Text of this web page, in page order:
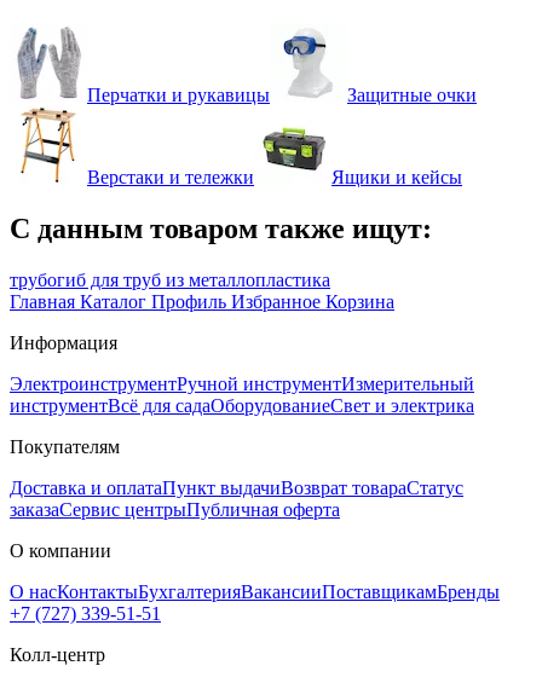
Перчатки и рукавицы Защитные очки
Верстаки и тележки Ящики и кейсы
С данным товаром также ищут:
трубогиб для труб из металлопластика
Главная Каталог Профиль Избранное Корзина
Информация
ЭлектроинструментРучной инструментИзмерительный
инструментВсё для садаОборудованиеСвет и электрика
Покупателям
Доставка и оплатаПункт выдачиВозврат товараСтатус
заказаСервис центрыПубличная оферта
О компании
О насКонтактыБухгалтерияВакансииПоставщикамБренды
+7 (727) 339-51-51
Колл-центр